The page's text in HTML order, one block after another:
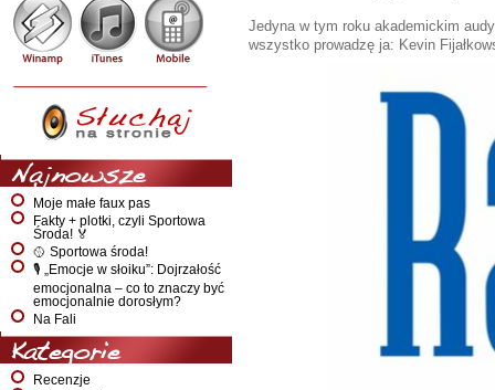
Najnowsze
Moje małe faux pas
Fakty + plotki, czyli Sportowa
Środa! 🏅
🥎 Sportowa środa!
🎙️ „Emocje w słoiku”: Dojrzałość
emocjonalna – co to znaczy być
emocjonalnie dorosłym?
Na Fali
Kategorie
Recenzje
Jedyna w tym roku akademickim
wszystko prowadzę ja: Kevin